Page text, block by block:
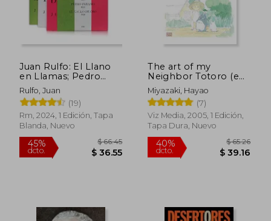
40% $ 37.14 40%
Juan Rulfo: El Llano
en Llamas; Pedro
Paramo; El Gallo de
oro
Rulfo, Juan
(19)
Rm, 2024, 1 Edición, Tapa
Blanda, Nuevo
The art of my
Neighbor Totoro (en
Inglés)
Miyazaki, Hayao
(7)
Viz Media, 2005, 1 Edición,
Tapa Dura, Nuevo